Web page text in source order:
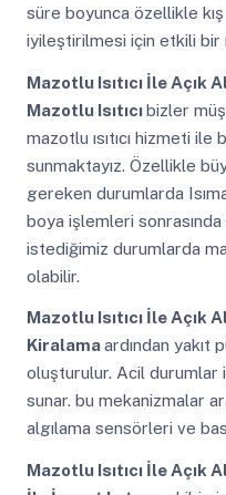
süre boyunca özellikle kış
iyileştirilmesi için etkili bir
Mazotlu Isıtıcı İle Açık
Mazotlu Isıtıcıbizler
mazotlu ısıtıcı hizmeti
sunmaktayız. Özellikle
gereken durumlarda
boya işlemleri sonrasında
istediğimiz durumlarda
olabilir.
Mazotlu Isıtıcı İle Açık
Kiralamaardından yakıt
oluşturulur. Acil durumlar
sunar. bu mekanizmalar
algılama sensörleri ve
Mazotlu Isıtıcı İle Açık